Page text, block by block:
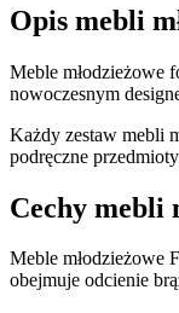
Opis mebli
Meble młodzieżowe
nowoczesnym
Każdy zestaw mebli
podręczne
Cechy mebli
Meble młodzieżowe
obejmuje odcienie